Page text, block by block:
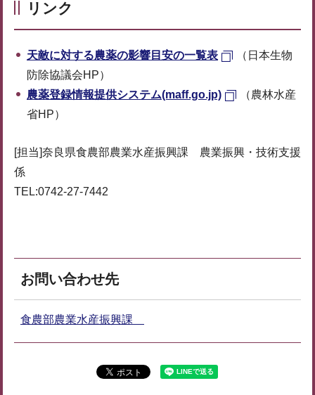
リンク
天敵に対する農薬の影響目安の一覧表
（日本生物
防除協議会HP）
農薬登録情報提供システム(maff.go.jp)
（農林水産
省HP）
[担当]奈良県食農部農業水産振興課 農業振興・技術支援
係
TEL:0742-27-7442
お問い合わせ先
食農部農業水産振興課